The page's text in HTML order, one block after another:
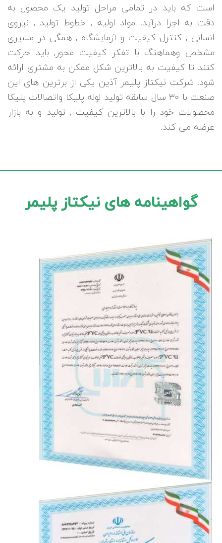
است که باید در تمامی مراحل تولید یک محصول به
دقت به اجرا درآید. مواد اولیه , خطوط تولید , نیروی
انسانی , کنترل کیفیت و آزمایشگاه , همگی در مسیری
مشخص وهماهنگ با تفکر کیفیت محور, باید حرکت
کنند تا کیفیت به بالاترین شکل ممکن به مشتری ارائه
شود. شرکت نیکتاز پلیمر آذین یکی از برترین های این
صنعت با 30 سال سابقه تولید لوله پلیکا واتصالات پلیکا
محصولات خود را با بالاترین کیفیت , تولید و به بازار
عرضه می کند.
گواهینامه های نیکتاز پلیمر